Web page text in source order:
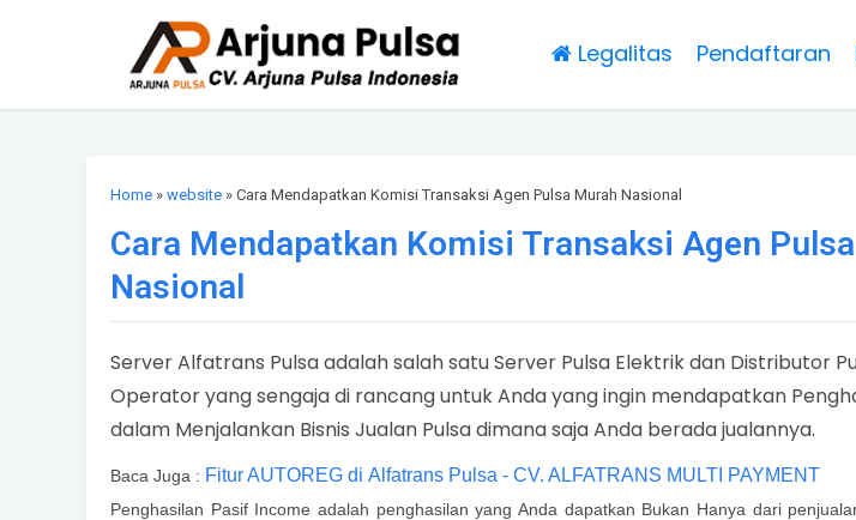
Legalitas Pendaftaran
Home » website » Cara Mendapatkan Komisi Transaksi Agen Pulsa Murah Nasional
Cara Mendapatkan Komisi Transaksi Agen
Nasional
ServerAlfatrans Pulsa adalah salah satu Server Pulsa Elektrik dan Distributor
Operatoryang sengaja di rancang untuk Anda yang ingin mendapatkan
dalam Menjalankan Bisnis Jualan Pulsa dimana saja Anda berada jualannya.
Baca Juga : Fitur AUTOREG di Alfatrans Pulsa - CV. ALFATRANS MULTI PAYMENT
Penghasilan Pasif Income adalah penghasilan yang Anda dapatkan Bukan Hanya dari